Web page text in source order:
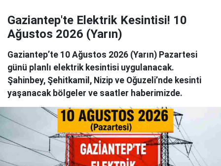
Gaziantep'te Elektrik Kesintisi! 10
Ağustos 2026 (Yarın)
Gaziantep’te 10 Ağustos 2026 (Yarın) Pazartesi
günü planlı elektrik kesintisi uygulanacak.
Şahinbey, Şehitkamil, Nizip ve Oğuzeli’nde kesinti
yaşanacak bölgeler ve saatler haberimizde.